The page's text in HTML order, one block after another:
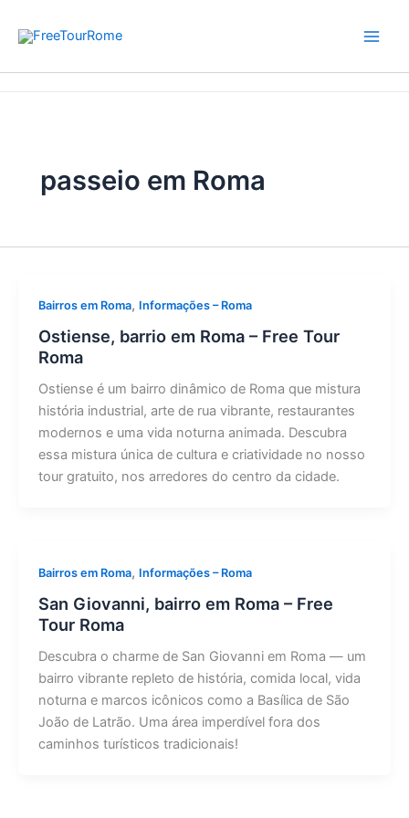
passeio em Roma
Bairros em Roma, Informações – Roma
Ostiense, barrio em Roma – Free Tour
Roma
Ostiense é um bairro dinâmico de Roma que mistura
história industrial, arte de rua vibrante, restaurantes
modernos e uma vida noturna animada. Descubra
essa mistura única de cultura e criatividade no nosso
tour gratuito, nos arredores do centro da cidade.
Bairros em Roma, Informações – Roma
San Giovanni, bairro em Roma – Free
Tour Roma
Descubra o charme de San Giovanni em Roma — um
bairro vibrante repleto de história, comida local, vida
noturna e marcos icônicos como a Basílica de São
João de Latrão. Uma área imperdível fora dos
caminhos turísticos tradicionais!